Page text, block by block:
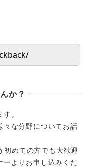
か？
。
々な分野についてお話
めての方でも大歓迎
ーよりお申し込みくだ